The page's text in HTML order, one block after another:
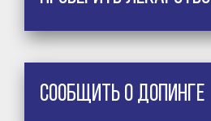
Сообщить о допинге